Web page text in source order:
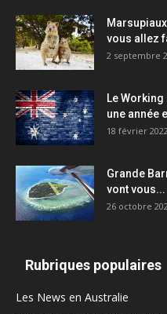
vous allez
2 septembre
Le
une année
18 février
Grande
vont vous...
26 octobre
Rubriques populaires
Les News en Australie